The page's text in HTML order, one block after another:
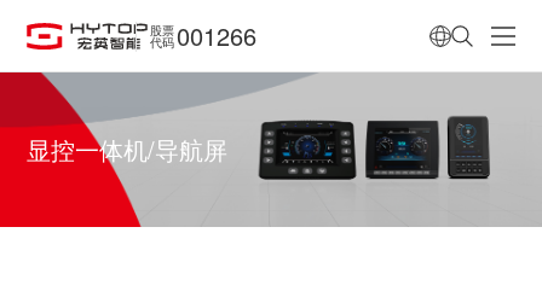
股票
代码 001266
显控一体机/导航屏